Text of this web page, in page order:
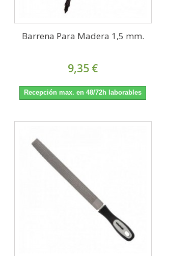
Barrena Para Madera 1,5 mm.
9,35 €
Recepción max. en 48/72h laborables